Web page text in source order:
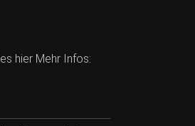
hier Mehr Infos: